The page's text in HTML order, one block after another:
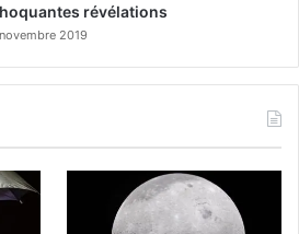
révélations
2019